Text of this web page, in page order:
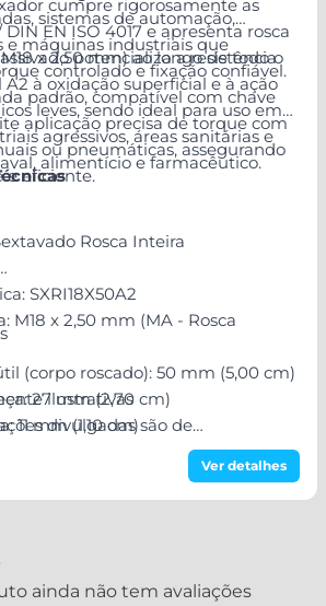
Ver detalhes
cumpre rigorosamente as
EN ISO 4017 e apresenta rosca
x 2,50 mm) ao longo de todo o
sistemas de automação,
e máquinas industriais que
controlado e fixação confiável.
padrão, compatível com chave
aplicação precisa de torque com
ou pneumáticas, assegurando
eficiente.
potencializa a resistência
à oxidação superficial e à ação
leves, sendo ideal para uso em
agressivos, áreas sanitárias e
alimentício e farmacêutico.
Rosca Inteira
SXRI18X50A2
M18 x 2,50 mm (MA - Rosca
(corpo roscado): 50 mm (5,00 cm)
27 mm (2,70 cm)
11 mm (1,10 cm)
933 / DIN EN ISO 4017
ilustrativas
divulgadas são de
do Fabricante/Fornecedor!
ainda não tem avaliações